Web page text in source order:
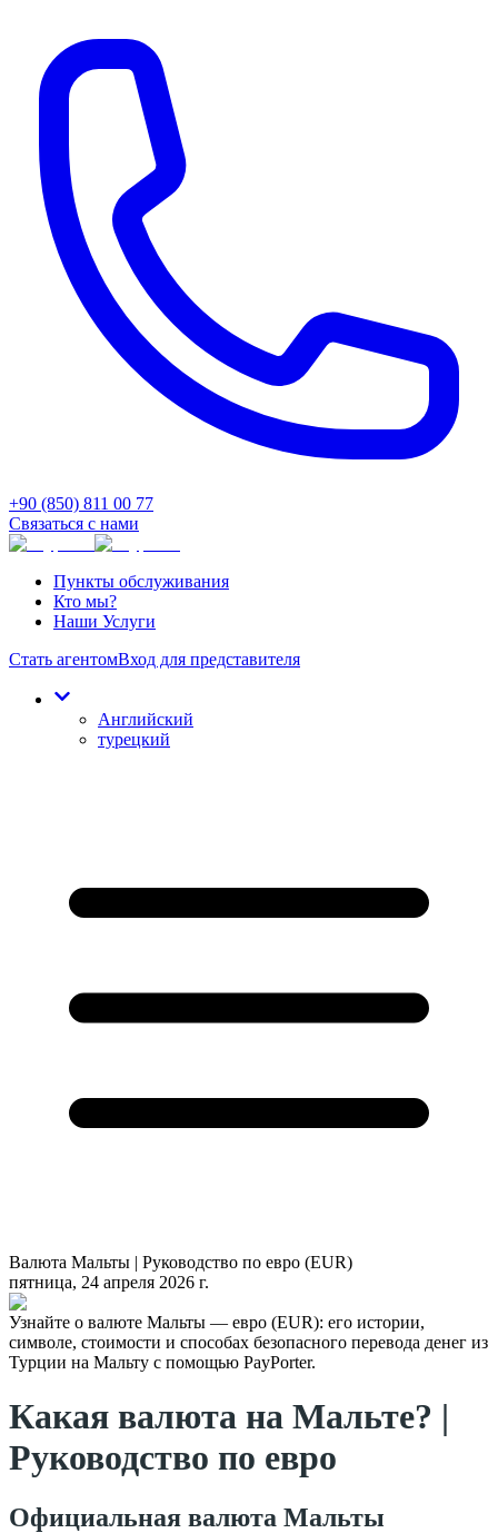
+90 (850) 811 00 77
Связаться с нами
Пункты обслуживания
Кто мы?
Наши Услуги
Стать агентомВход для представителя
Английский
турецкий
Валюта Мальты | Руководство по евро (EUR)
пятница, 24 апреля 2026 г.
Узнайте о валюте Мальты — евро (EUR): его истории,
символе, стоимости и способах безопасного перевода денег из
Турции на Мальту с помощью PayPorter.
Какая валюта на Мальте? |
Руководство по евро
Официальная валюта Мальты